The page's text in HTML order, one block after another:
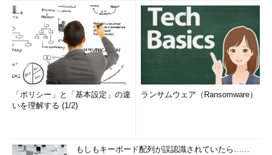
「ポリシー」と「基本設定」の違
いを理解する (1/2)
ランサムウェア（Ransomware）
もしもキーボード配列が誤認識されていたら……